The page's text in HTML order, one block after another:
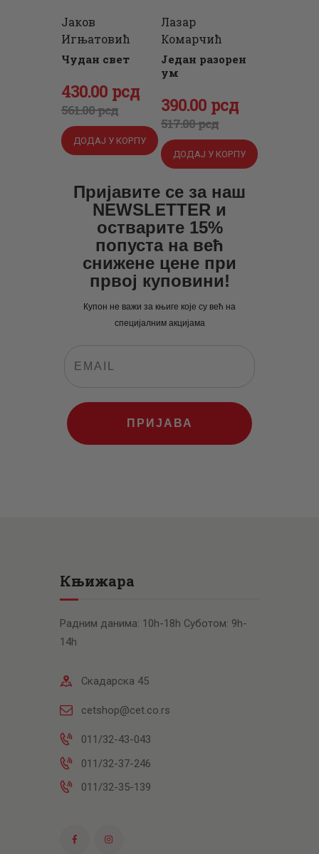
Јаков
Игњатовић
Чудан свет
561.00рсд
Оригинална
цена
је
била:
430.00 рсд
Тренутна
цена
је:
430.
рсд.
ДОДАЈ У КОРПУ
Лазар
Комарчић
Један разорен
ум
517.00рсд
Оригинална
цена
је
била:
517
0
0
рсд.
390.00 рсд
Тренутна
цена
је:
390.
0
0
рсд.
ДОДАЈ У КОРПУ
Пријавите се за наш
NEWSLETTER и
остварите 15%
попуста на већ
снижене цене при
првој куповини!
Купон не важи за књиге које су већ на
специјалним акцијама
ПРИЈАВА
Књижара
Радним данима: 10h-18h Суботом: 9h-
14h
Скадарска 45
cetshop@cet.co.rs
011/32-43-043
011/32-37-246
011/32-35-139